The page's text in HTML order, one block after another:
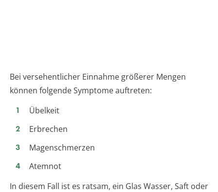
Bei versehentlicher Einnahme größerer Mengen
können folgende Symptome auftreten:
Übelkeit
Erbrechen
Magenschmerzen
Atemnot
In diesem Fall ist es ratsam, ein Glas Wasser, Saft oder